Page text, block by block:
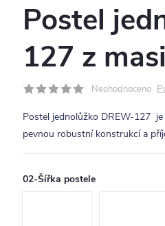
Postel
127 z
Neohodnoceno
Postel jednolůžko DREW-127
pevnou robustní konstrukcí a
02-Šířka postele